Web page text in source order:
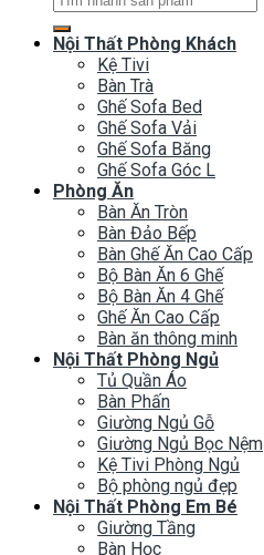
kiếm:
Nội Thất Phòng Khách
Kệ Tivi
Bàn Trà
Ghế Sofa Bed
Ghế Sofa Vải
Ghế Sofa Băng
Ghế Sofa Góc L
Phòng Ăn
Bàn Ăn Tròn
Bàn Đảo Bếp
Bàn Ghế Ăn Cao Cấp
Bộ Bàn Ăn 6 Ghế
Bộ Bàn Ăn 4 Ghế
Ghế Ăn Cao Cấp
Bàn ăn thông minh
Nội Thất Phòng Ngủ
Tủ Quần Áo
Bàn Phấn
Giường Ngủ Gỗ
Giường Ngủ Bọc Nệm
Kệ Tivi Phòng Ngủ
Bộ phòng ngủ đẹp
Nội Thất Phòng Em Bé
Giường Tầng
Bàn Học